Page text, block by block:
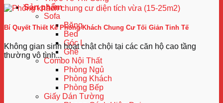
Sản phẩm
Sofa
Băng
Bed
Góc L
Ghế
Combo Nội Thất
Phòng Ngủ
Phòng Khách
Phòng Bếp
Giấy Dán Tường
Bí Quyết Thiết Kế Phòng Khách Chung Cư Tối Giản Tinh Tế
Không gian sinh hoạt chật chội tại các căn hộ cao tầng
thường vô tình...